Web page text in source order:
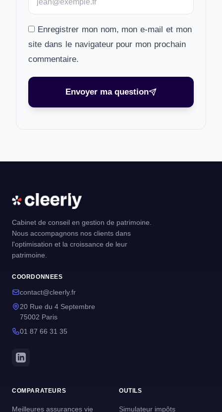
Enregistrer mon nom, mon e-mail et mon
site dans le navigateur pour mon prochain
commentaire.
Envoyer ma question
Cabinet de conseil en gestion de patrimoine.
Nous accompagnons nos clients dans
l'optimisation et la croissance de leur
patrimoine.
COORDONNEES
contact@cleerly.fr
20 Rue du 4 Septembre
75002 Paris
01 87 66 31 35
COMPARATEURS
Meilleures assurances vie
OUTILS
Simulateur impôts